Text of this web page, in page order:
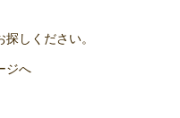
しください。
ジへ